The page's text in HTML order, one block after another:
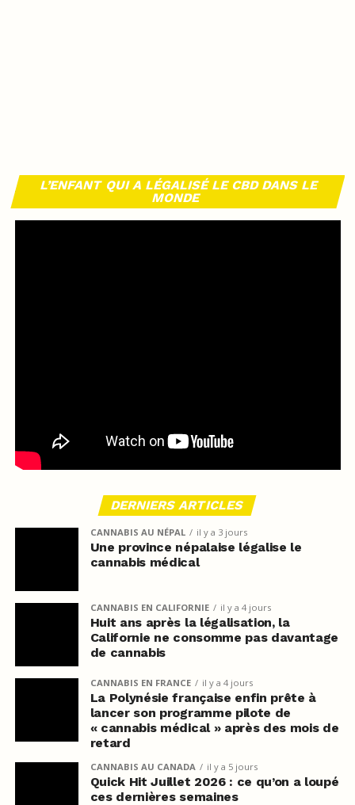
L’ENFANT QUI A LÉGALISÉ LE CBD DANS LE
MONDE
DERNIERS ARTICLES
CANNABIS AU NÉPAL il y a 3 jours
Une province népalaise légalise le
cannabis médical
CANNABIS EN CALIFORNIE il y a 4 jours
Huit ans après la légalisation, la
Californie ne consomme pas davantage
de cannabis
CANNABIS EN FRANCE il y a 4 jours
La Polynésie française enfin prête à
lancer son programme pilote de
« cannabis médical » après des mois de
retard
CANNABIS AU CANADA il y a 5 jours
Quick Hit Juillet 2026 : ce qu’on a loupé
ces dernières semaines